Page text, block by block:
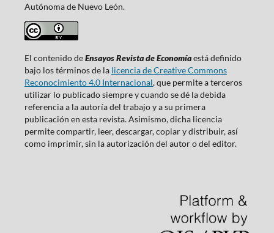
Autónoma de Nuevo León.
El contenido deEnsayos Revista de Economíaestá definido
bajo los términos de la licencia de Creative Commons
Reconocimiento 4.0 Internacional, que permite a terceros
utilizar lo publicado siempre y cuando se dé la debida
referencia a la autoría del trabajo y a su primera
publicación en esta revista. Asimismo, dicha licencia
permite compartir, leer, descargar, copiar y distribuir, así
como imprimir, sin la autorización del autor o del editor.